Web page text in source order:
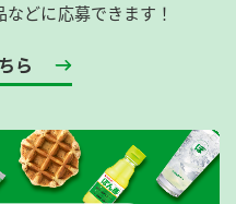
どに応募できます！
ら